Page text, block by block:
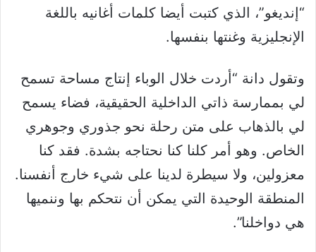
“إنديغو”، الذي كتبت أيضا كلمات أغانيه باللغة
الإنجليزية وغنتها بنفسها.
وتقول دانة “أردت خلال الوباء إنتاج مساحة تسمح
لي بممارسة ذاتي الداخلية الحقيقية، فضاء يسمح
لي بالذهاب على متن رحلة نحو جذوري وجوهري
الخاص. وهو أمر كلنا كنا نحتاجه بشدة. فقد كنا
معزولين، ولا سيطرة لدينا على شيء خارج أنفسنا.
المنطقة الوحيدة التي يمكن أن نتحكم بها وننميها
هي دواخلنا”.